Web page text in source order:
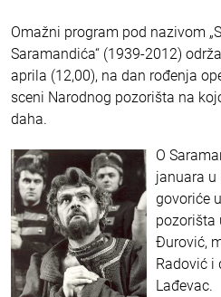
Omažni program pod nazivom
Saramandića“ (1939-2012)
aprila (12,00), na dan rođenja
sceni Narodnog pozorišta na
daha.
O
januara u
govoriće
pozorišta
Đurović,
Radović i
Lađevac.